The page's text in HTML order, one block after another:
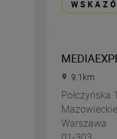
9.1 km
Połczyńska
Mazowieckie
Warszawa